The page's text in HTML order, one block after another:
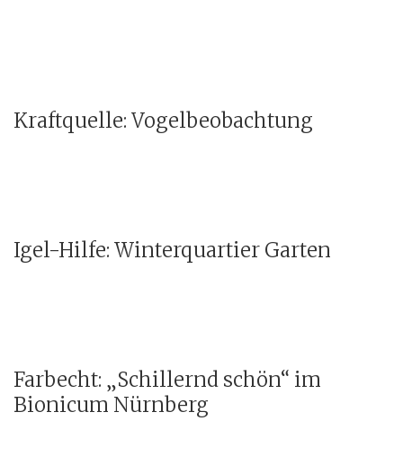
Kraftquelle: Vogelbeobachtung
Igel-Hilfe: Winterquartier Garten
Farbecht: „Schillernd schön“ im
Bionicum Nürnberg